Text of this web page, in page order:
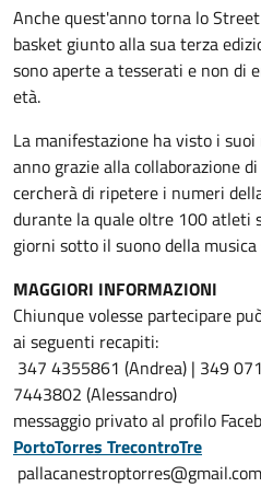
Anche quest'anno torna lo
basket giunto alla sua terza
sono aperte a tesserati e non di
età.
La manifestazione ha visto i
anno grazie alla collaborazione
cercherà di ripetere i numeri
durante la quale oltre 100 atleti
giorni sotto il suono della
MAGGIORI INFORMAZIONI
Chiunque volesse partecipare
ai seguenti recapiti:
347 4355861 (Andrea) | 349
7443802 (Alessandro)
messaggio privato al profilo
PortoTorres TrecontroTre
pallacanestroptorres@gmail.com